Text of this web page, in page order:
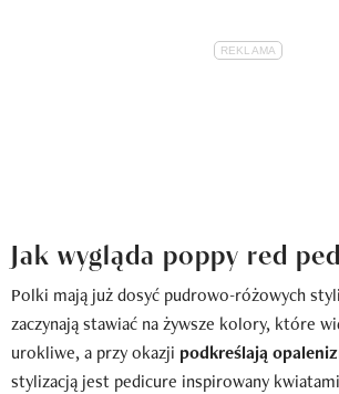
Jak wygląda poppy red
Polki mają już dosyć pudrowo-różowych
zaczynają stawiać na żywsze kolory, które
urokliwe, a przy okazji podkreślają
stylizacją jest pedicure inspirowany